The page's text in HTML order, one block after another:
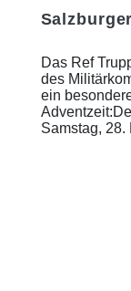
Das Ref
des
ein
Samstag, 28.